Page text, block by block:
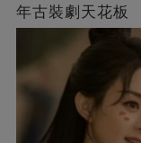
年古裝劇天花板